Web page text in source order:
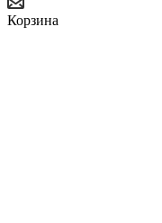
Корзина